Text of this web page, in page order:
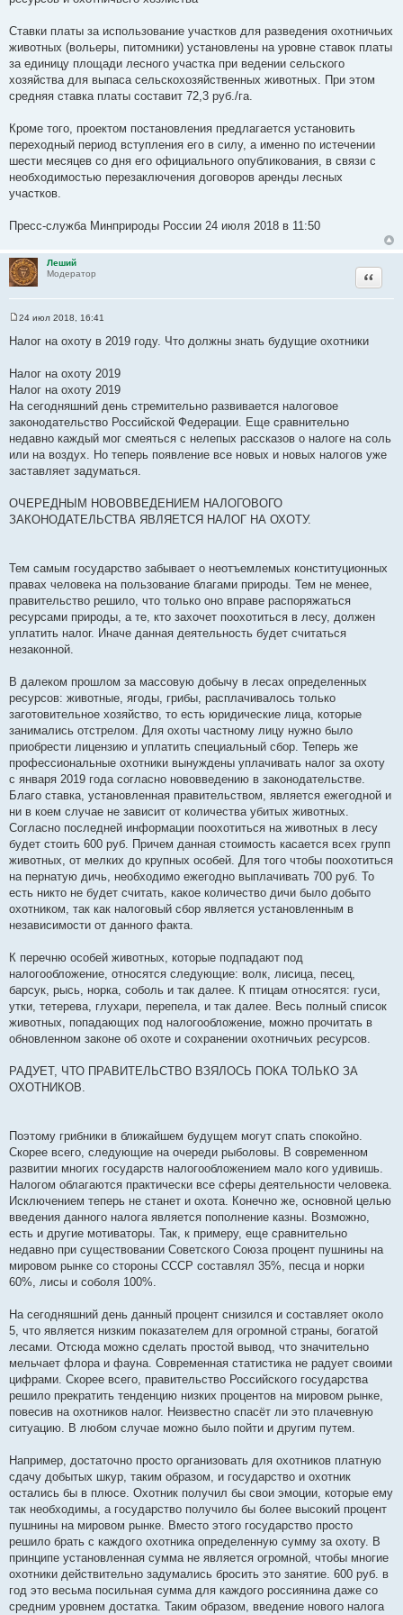
Ставки платы за использование участков для разведения охотничьих
животных (вольеры, питомники) установлены на уровне ставок платы
за единицу площади лесного участка при ведении сельского
хозяйства для выпаса сельскохозяйственных животных. При этом
средняя ставка платы составит 72,3 руб./га.
Кроме того, проектом постановления предлагается установить
переходный период вступления его в силу, а именно по истечении
шести месяцев со дня его официального опубликования, в связи с
необходимостью перезаключения договоров аренды лесных
участков.
Пресс-служба Минприроды России 24 июля 2018 в 11:50
Леший
Модератор
Цитата
о
е
н
е
24 июл 2018, 16:41
Налог на охоту в 2019 году. Что должны знать будущие охотники
Налог на охоту 2019
Налог на охоту 2019
На сегодняшний день стремительно развивается налоговое
законодательство Российской Федерации. Еще сравнительно
недавно каждый мог смеяться с нелепых рассказов о налоге на соль
или на воздух. Но теперь появление все новых и новых налогов уже
заставляет задуматься.
ОЧЕРЕДНЫМ НОВОВВЕДЕНИЕМ НАЛОГОВОГО
ЗАКОНОДАТЕЛЬСТВА ЯВЛЯЕТСЯ НАЛОГ НА ОХОТУ.
Тем самым государство забывает о неотъемлемых конституционных
правах человека на пользование благами природы. Тем не менее,
правительство решило, что только оно вправе распоряжаться
ресурсами природы, а те, кто захочет поохотиться в лесу, должен
уплатить налог. Иначе данная деятельность будет считаться
незаконной.
В далеком прошлом за массовую добычу в лесах определенных
ресурсов: животные, ягоды, грибы, расплачивалось только
заготовительное хозяйство, то есть юридические лица, которые
занимались отстрелом. Для охоты частному лицу нужно было
приобрести лицензию и уплатить специальный сбор. Теперь же
профессиональные охотники вынуждены уплачивать налог за охоту
с января 2019 года согласно нововведению в законодательстве.
Благо ставка, установленная правительством, является ежегодной и
ни в коем случае не зависит от количества убитых животных.
Согласно последней информации поохотиться на животных в лесу
будет стоить 600 руб. Причем данная стоимость касается всех групп
животных, от мелких до крупных особей. Для того чтобы поохотиться
на пернатую дичь, необходимо ежегодно выплачивать 700 руб. То
есть никто не будет считать, какое количество дичи было добыто
охотником, так как налоговый сбор является установленным в
независимости от данного факта.
К перечню особей животных, которые подпадают под
налогообложение, относятся следующие: волк, лисица, песец,
барсук, рысь, норка, соболь и так далее. К птицам относятся: гуси,
утки, тетерева, глухари, перепела, и так далее. Весь полный список
животных, попадающих под налогообложение, можно прочитать в
обновленном законе об охоте и сохранении охотничьих ресурсов.
РАДУЕТ, ЧТО ПРАВИТЕЛЬСТВО ВЗЯЛОСЬ ПОКА ТОЛЬКО ЗА
ОХОТНИКОВ.
Поэтому грибники в ближайшем будущем могут спать спокойно.
Скорее всего, следующие на очереди рыболовы. В современном
развитии многих государств налогообложением мало кого удивишь.
Налогом облагаются практически все сферы деятельности человека.
Исключением теперь не станет и охота. Конечно же, основной целью
введения данного налога является пополнение казны. Возможно,
есть и другие мотиваторы. Так, к примеру, еще сравнительно
недавно при существовании Советского Союза процент пушнины на
мировом рынке со стороны СССР составлял 35%, песца и норки
60%, лисы и соболя 100%.
На сегодняшний день данный процент снизился и составляет около
5, что является низким показателем для огромной страны, богатой
лесами. Отсюда можно сделать простой вывод, что значительно
мельчает флора и фауна. Современная статистика не радует своими
цифрами. Скорее всего, правительство Российского государства
решило прекратить тенденцию низких процентов на мировом рынке,
повесив на охотников налог. Неизвестно спасёт ли это плачевную
ситуацию. В любом случае можно было пойти и другим путем.
Например, достаточно просто организовать для охотников платную
сдачу добытых шкур, таким образом, и государство и охотник
остались бы в плюсе. Охотник получил бы свои эмоции, которые ему
так необходимы, а государство получило бы более высокий процент
пушнины на мировом рынке. Вместо этого государство просто
решило брать с каждого охотника определенную сумму за охоту. В
принципе установленная сумма не является огромной, чтобы многие
охотники действительно задумались бросить это занятие. 600 руб. в
год это весьма посильная сумма для каждого россиянина даже со
средним уровнем достатка. Таким образом, введение нового налога